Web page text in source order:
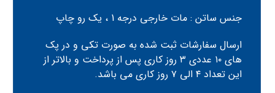
جنس ساتن : مات خارجی درجه 1 ، یک رو چاپ
ارسال سفارشات ثبت شده به صورت تکی و در پک
های ۱۰ عددی ۳ روز کاری پس از پرداخت و بالاتر از
این تعداد ۴ الی ۷ روز کاری می باشد.